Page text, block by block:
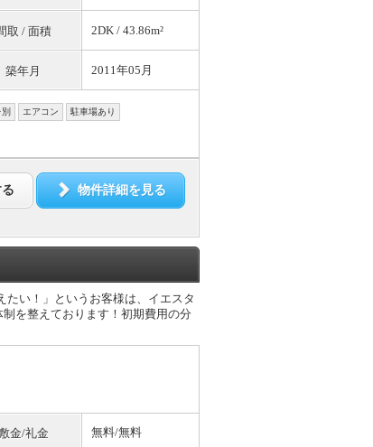
取 / 面積 2DK / 43.86m²
築年月 2011年05月
エアコン 駐車場あり
物件詳細を見る
たい！」というお客様は、イエスタ
を整えております！初期費用の分
金/礼金 無料/無料